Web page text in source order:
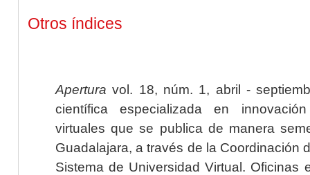
Otros índices
Apertura vol. 18, núm. 1, abril -
científica especializada en
virtuales que se publica de manera
Guadalajara, a través de la Coordinación
Sistema de Universidad Virtual. Oficinas